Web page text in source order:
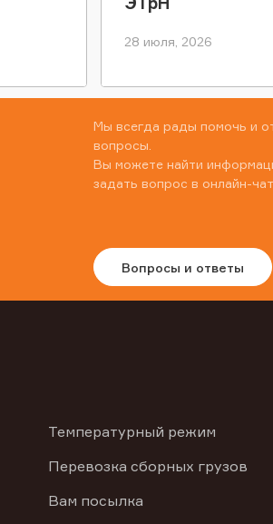
28 июля, 2026
Мы всегда рады помочь и
вопросы.
Вы можете найти
задать вопрос в онлайн-
Вопросы и ответы
Температурный режим
Перевозка сборных грузов
Вам посылка